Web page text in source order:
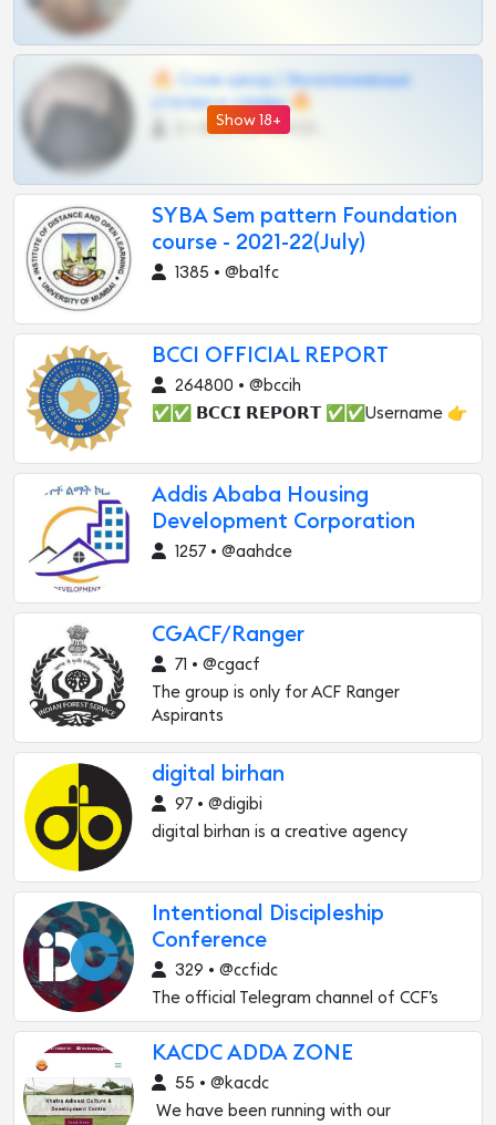
Show 18+
🔥 Слив шкод | Эксклюзивные
утечки и сливы 🔥
SYBA Sem pattern Foundation
course - 2021-22(July)
1385 • @ba1fc
BCCI OFFICIAL REPORT
264800 • @bccih
✅✅ 𝗕𝗖𝗖𝗜 𝗥𝗘𝗣𝗢𝗥𝗧 ✅✅Username 👉
Addis Ababa Housing
Development Corporation
1257 • @aahdce
CGACF/Ranger
71 • @cgacf
The group is only for ACF Ranger
Aspirants
digital birhan
97 • @digibi
digital birhan is a creative agency
Intentional Discipleship
Conference
329 • @ccfidc
The official Telegram channel of CCF’s
KACDC ADDA ZONE
55 • @kacdc
We have been running with our